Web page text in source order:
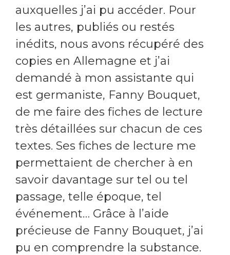
auxquelles j’ai pu accéder. Pour
les autres, publiés ou restés
inédits, nous avons récupéré des
copies en Allemagne et j’ai
demandé à mon assistante qui
est germaniste, Fanny Bouquet,
de me faire des fiches de lecture
très détaillées sur chacun de ces
textes. Ses fiches de lecture me
permettaient de chercher à en
savoir davantage sur tel ou tel
passage, telle époque, tel
événement… Grâce à l’aide
précieuse de Fanny Bouquet, j’ai
pu en comprendre la substance.